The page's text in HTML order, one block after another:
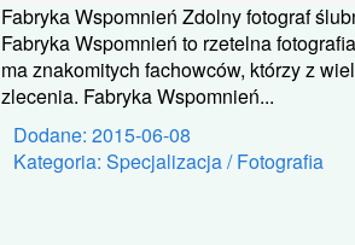
Fabryka Wspomnień Zdolny fotograf
Fabryka Wspomnień to rzetelna
ma znakomitych fachowców, którzy z
zlecenia. Fabryka Wspomnień...
Dodane: 2015-06-08
Kategoria: Specjalizacja / Fotografia